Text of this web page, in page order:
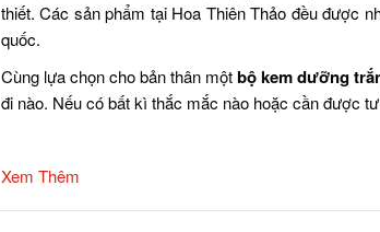
thiết. Các sản phẩm tại Hoa Thiên Thảo đều được
quốc.
Cùng lựa chọn cho bản thân mộtbộ kem dưỡng
đi nào. Nếu có bất kì thắc mắc nào hoặc cần được
Xem Thêm